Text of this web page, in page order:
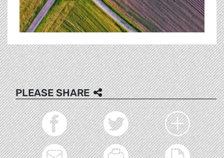
PLEASE SHARE